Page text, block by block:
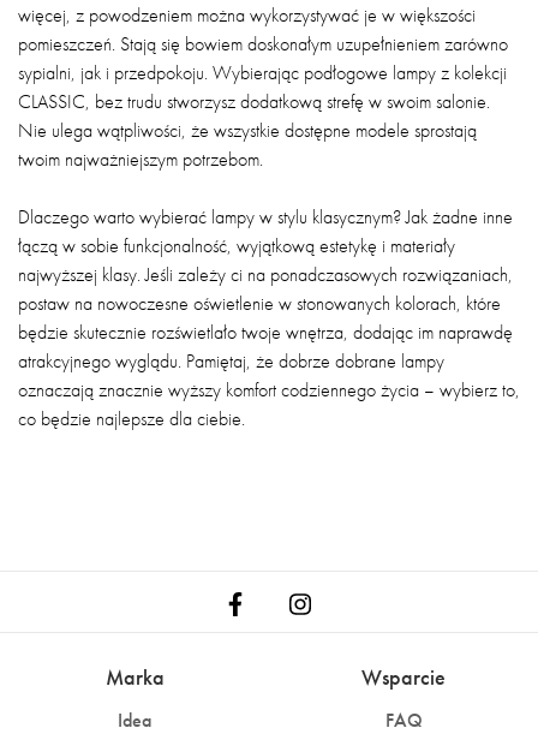
więcej, z powodzeniem można wykorzystywać je w większości
pomieszczeń. Stają się bowiem doskonałym uzupełnieniem zarówno
sypialni, jak i przedpokoju. Wybierając podłogowe lampy z kolekcji
CLASSIC, bez trudu stworzysz dodatkową strefę w swoim salonie.
Nie ulega wątpliwości, że wszystkie dostępne modele sprostają
twoim najważniejszym potrzebom.
Dlaczego warto wybierać lampy w stylu klasycznym? Jak żadne inne
łączą w sobie funkcjonalność, wyjątkową estetykę i materiały
najwyższej klasy. Jeśli zależy ci na ponadczasowych rozwiązaniach,
postaw na nowoczesne oświetlenie w stonowanych kolorach, które
będzie skutecznie rozświetlało twoje wnętrza, dodając im naprawdę
atrakcyjnego wyglądu. Pamiętaj, że dobrze dobrane lampy
oznaczają znacznie wyższy komfort codziennego życia – wybierz to,
co będzie najlepsze dla ciebie.
Marka
Idea
Wsparcie
FAQ